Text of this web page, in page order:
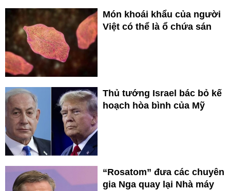
Món khoái khẩu của người
Việt có thể là ổ chứa sán
Thủ tướng Israel bác bỏ kế
hoạch hòa bình của Mỹ
“Rosatom” đưa các chuyên
gia Nga quay lại Nhà máy